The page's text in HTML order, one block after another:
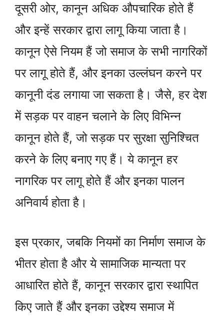
दूसरी ओर, कानून अधिक औपचारिक होते हैं
और इन्हें सरकार द्वारा लागू किया जाता है।
कानून ऐसे नियम हैं जो समाज के सभी नागरिकों
पर लागू होते हैं, और इनका उल्लंघन करने पर
कानूनी दंड लगाया जा सकता है। जैसे, हर देश
में सड़क पर वाहन चलाने के लिए विभिन्न
कानून होते हैं, जो सड़क पर सुरक्षा सुनिश्चित
करने के लिए बनाए गए हैं। ये कानून हर
नागरिक पर लागू होते हैं और इनका पालन
अनिवार्य होता है।
इस प्रकार, जबकि नियमों का निर्माण समाज के
भीतर होता है और ये सामाजिक मान्यता पर
आधारित होते हैं, कानून सरकार द्वारा स्थापित
किए जाते हैं और इनका उद्देश्य समाज में